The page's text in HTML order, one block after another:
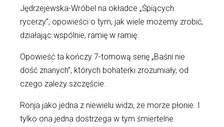
Jędrzejewska-Wróbel na okładce „Śpiących
rycerzy”, opowieści o tym, jak wiele możemy zrobić,
działając wspólnie, ramię w ramię.
Opowieść ta kończy 7-tomową serię „Baśni nie
dość znanych”, których bohaterki zrozumiały, od
czego zależy szczęście.
Ronja jako jedna z niewielu widzi, że morze płonie. I
tylko ona jedna dostrzega w tym śmiertelne